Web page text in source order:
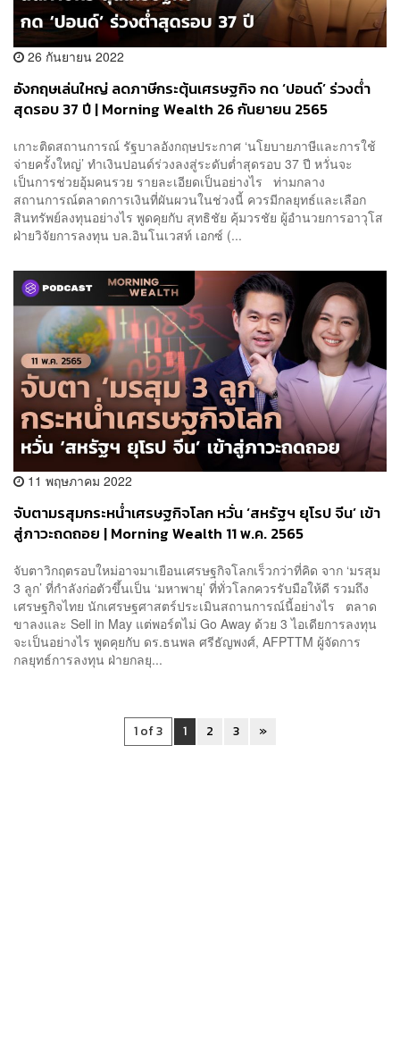
26 กันยายน 2022
อังกฤษเล่นใหญ่ ลดภาษีกระตุ้นเศรษฐกิจ กด ‘ปอนด์’ ร่วงต่ำ
สุดรอบ 37 ปี | Morning Wealth 26 กันยายน 2565
เกาะติดสถานการณ์ รัฐบาลอังกฤษประกาศ ‘นโยบายภาษีและการใช้
จ่ายครั้งใหญ่’ ทำเงินปอนด์ร่วงลงสู่ระดับต่ำสุดรอบ 37 ปี หวั่นจะ
เป็นการช่วยอุ้มคนรวย รายละเอียดเป็นอย่างไร ท่ามกลาง
สถานการณ์ตลาดการเงินที่ผันผวนในช่วงนี้ ควรมีกลยุทธ์และเลือก
สินทรัพย์ลงทุนอย่างไร พูดคุยกับ สุทธิชัย คุ้มวรชัย ผู้อำนวยการอาวุโส
ฝ่ายวิจัยการลงทุน บล.อินโนเวสท์ เอกซ์ (...
11 พฤษภาคม 2022
จับตามรสุมกระหน่ำเศรษฐกิจโลก หวั่น ‘สหรัฐฯ ยุโรป จีน’ เข้า
สู่ภาวะถดถอย | Morning Wealth 11 พ.ค. 2565
จับตาวิกฤตรอบใหม่อาจมาเยือนเศรษฐกิจโลกเร็วกว่าที่คิด จาก ‘มรสุม
3 ลูก’ ที่กำลังก่อตัวขึ้นเป็น ‘มหาพายุ’ ที่ทั่วโลกควรรับมือให้ดี รวมถึง
เศรษฐกิจไทย นักเศรษฐศาสตร์ประเมินสถานการณ์นี้อย่างไร ตลาด
ขาลงและ Sell in May แต่พอร์ตไม่ Go Away ด้วย 3 ไอเดียการลงทุน
จะเป็นอย่างไร พูดคุยกับ ดร.ธนพล ศรีธัญพงศ์, AFPTTM ผู้จัดการ
กลยุทธ์การลงทุน ฝ่ายกลยุ...
1 of 3 1 2 3 »